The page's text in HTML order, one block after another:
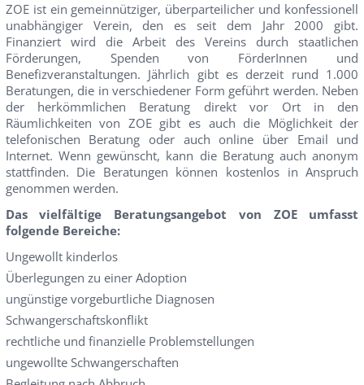
ZOE ist ein gemeinnütziger, überparteilicher und konfessionell
unabhängiger Verein, den es seit dem Jahr 2000 gibt.
Finanziert wird die Arbeit des Vereins durch staatlichen
Förderungen, Spenden von FörderInnen und
Benefizveranstaltungen. Jährlich gibt es derzeit rund 1.000
Beratungen, die in verschiedener Form geführt werden. Neben
der herkömmlichen Beratung direkt vor Ort in den
Räumlichkeiten von ZOE gibt es auch die Möglichkeit der
telefonischen Beratung oder auch online über Email und
Internet. Wenn gewünscht, kann die Beratung auch anonym
stattfinden. Die Beratungen können kostenlos in Anspruch
genommen werden.
Das vielfältige Beratungsangebot von ZOE umfasst
folgende Bereiche:
Ungewollt kinderlos
Überlegungen zu einer Adoption
ungünstige vorgeburtliche Diagnosen
Schwangerschaftskonflikt
rechtliche und finanzielle Problemstellungen
ungewollte Schwangerschaften